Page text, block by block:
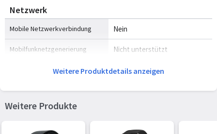
Netzwerk
Mobile Netzwerkverbindung Nein
Mobilfunknetzgenerierung Nicht unterstützt
Ja
GPS Ja
GLONASS
Weitere Produktdetails anzeigen
Weitere Produkte